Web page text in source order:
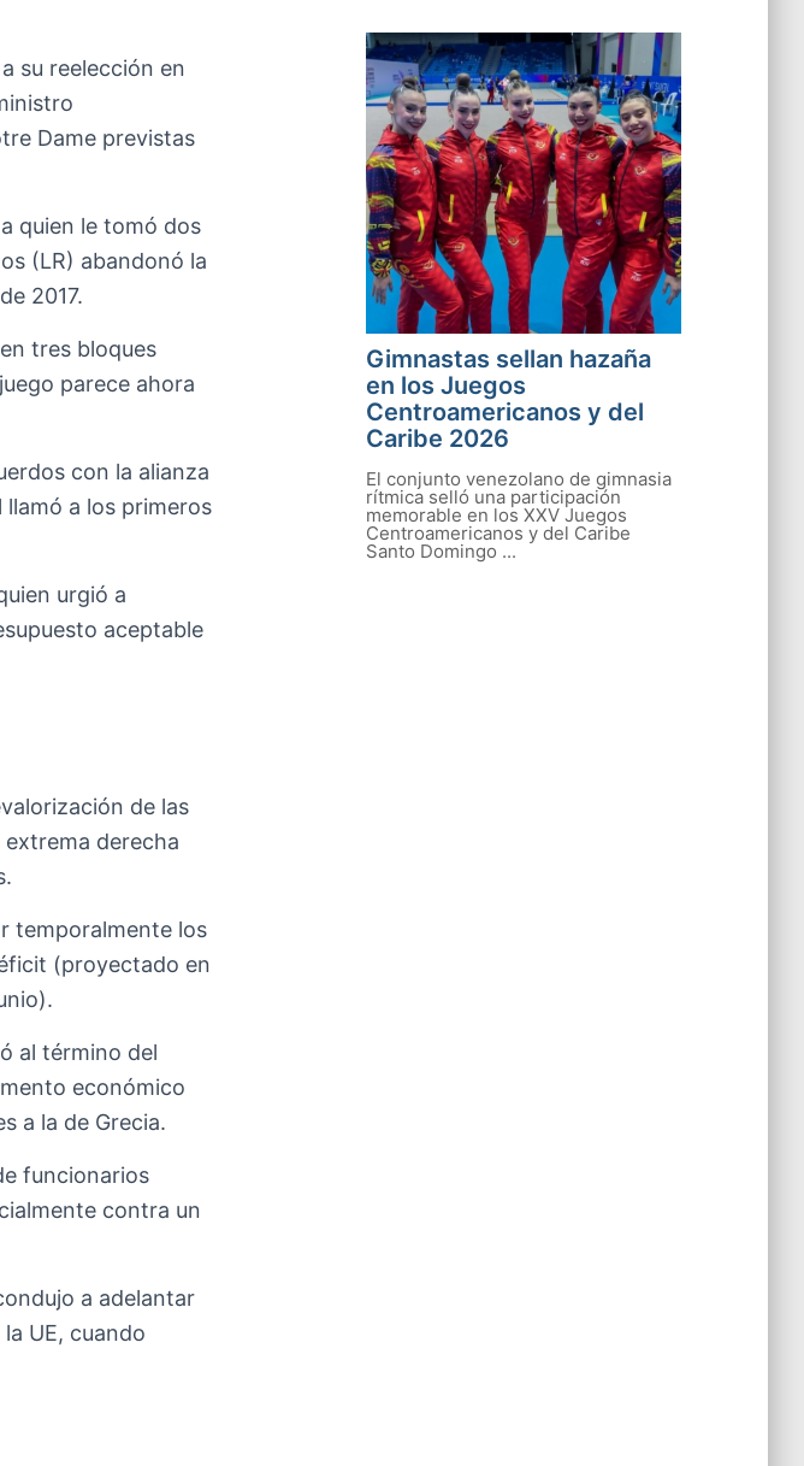
su reelección en
Dame previstas
quien le tomó dos
(LR) abandonó la
2017.
tres bloques
parece ahora
con la alianza
a los primeros
urgió a
aceptable
de las
derecha
temporalmente los
(proyectado en
al término del
económico
a la de Grecia.
funcionarios
contra un
a adelantar
UE, cuando
Gimnastas sellan hazaña
en los Juegos
Centroamericanos y del
Caribe 2026
El conjunto venezolano de gimnasia
rítmica selló una participación
memorable en los XXV Juegos
Centroamericanos y del Caribe
Santo Domingo ...